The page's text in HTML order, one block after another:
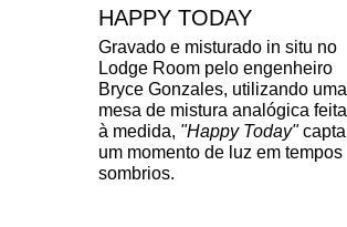
HAPPY TODAY
Gravado e misturado in situ no
Lodge Room pelo engenheiro
Bryce Gonzales, utilizando uma
mesa de mistura analógica feita
à medida, "Happy Today"capta
um momento de luz em tempos
sombrios.